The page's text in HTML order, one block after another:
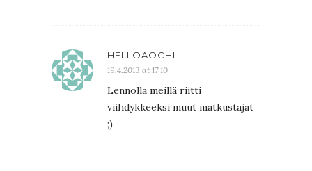
HELLOAOCHI
19.4.2013 at 17:10
Lennolla meillä riitti
viihdykkeeksi muut matkustajat
;)